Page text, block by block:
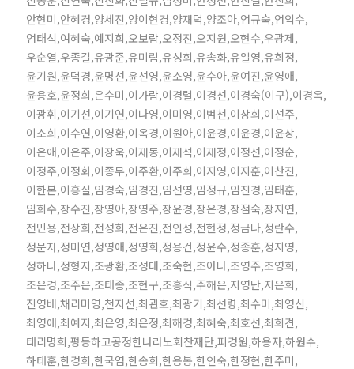
안현미,안혜경,양세진,양이현경,양재덕,양조아,엄규숙,엄익수,
엄태석,여혜숙,예지희,오보람,오정진,오지원,오현수,우광제,
우순열,우종길,유광준,유미림,유성희,유송화,유일영,유희정,
윤기원,윤덕경,윤명선,윤선영,윤소영,윤수아,윤여진,윤영애,
윤용호,윤정희,은수미,이가람,이경렬,이경선,이경숙(이구),이경옥,
이광휘,이기선,이기연,이나영,이미영,이범천,이상희,이선주,
이소희,이수연,이영환,이옥경,이원아,이윤경,이윤경,이윤상,
이은애,이은주,이장욱,이재동,이재석,이재정,이정선,이정순,
이정주,이정화,이종무,이주환,이주희,이지영,이지훈,이찬진,
이한본,이흥실,임경숙,임경진,임선영,임정규,임진경,임태훈,
임희수,장수진,장영아,장영주,장윤경,장은경,장점숙,장지연,
전민용,전상희,전성희,전은진,전인성,전현정,정금나,정란수,
정문자,정미연,정영애,정영희,정용건,정윤수,정종훈,정지영,
정하나,정형지,조광환,조성대,조숙현,조아나,조영주,조영희,
조은경,조주은,조태종,조현구,조흥식,주해은,지영난,지은희,
진영배,채리미영,천지선,최관호,최광기,최선령,최수미,최영신,
최영애,최예지,최은영,최은정,최해경,최혜숙,최호선,최희견,
태리명희,평등하고공정한나라노회찬재단,피경원,하용자,하원수,
하태훈,한경희,한국염,한송희,한용봉,한인숙,한정현,한주미,